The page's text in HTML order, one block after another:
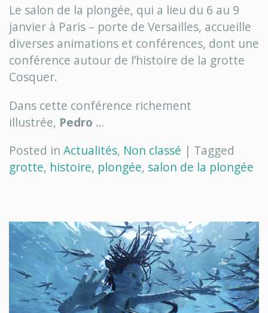
GROTTE
COSQUER
REVELEE
Le salon de la plongée, qui a lieu du 6 au 9
janvier à Paris – porte de Versailles, accueille
diverses animations et conférences, dont une
conférence autour de l’histoire de la grotte
Cosquer.
Dans cette conférence richement
illustrée, Pedro …
Posted in Actualités, Non classé | Tagged
grotte, histoire, plongée, salon de la plongée